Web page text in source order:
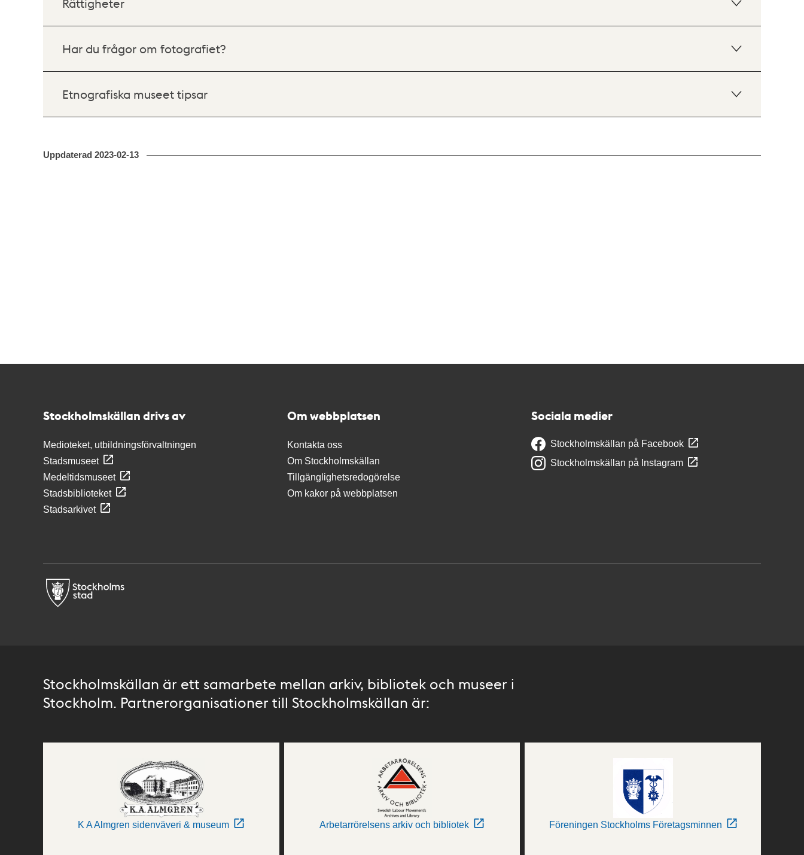
Har du frågor om fotografiet?
Etnografiska museet tipsar
Uppdaterad 2023-02-13
Stockholmskällan drivs av
Medioteket, utbildningsförvaltningen
Stadsmuseet
Medeltidsmuseet
Stadsbiblioteket
Stadsarkivet
Om webbplatsen
Kontakta oss
Om Stockholmskällan
Tillgänglighetsredogörelse
Om kakor på webbplatsen
Sociala medier
Stockholmskällan på Facebook
Stockholmskällan på Instagram
Stockholmskällan är ett samarbete mellan arkiv, bibliotek och museer i
Stockholm. Partnerorganisationer till Stockholmskällan är:
K A Almgren sidenväveri & museum Arbetarrörelsens arkiv och bibliotek Föreningen Stockholms Företagsminnen